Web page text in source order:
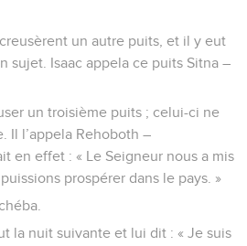
creusèrent un autre puits, et il y eut
sujet. Isaac appela ce puits Sitna –
un troisième puits ; celui-ci ne
Il l’appela Rehoboth –
en effet : « Le Seigneur nous a mis
prospérer dans le pays. »
la nuit suivante et lui dit : « Je suis